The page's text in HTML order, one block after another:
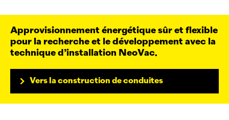
Approvisionnement énergétique sûr et flexible
pour la recherche et le développement avec la
technique d’installation NeoVac.
Vers la construction de conduites